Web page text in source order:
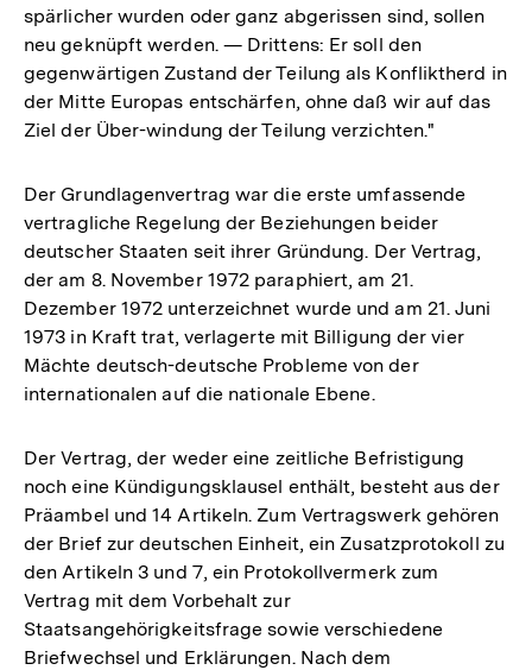
spärlicher wurden oder ganz abgerissen sind, sollen
neu geknüpft werden. — Drittens: Er soll den
gegenwärtigen Zustand der Teilung als Konfliktherd in
der Mitte Europas entschärfen, ohne daß wir auf das
Ziel der Über-windung der Teilung verzichten."
Der Grundlagenvertrag war die erste umfassende
vertragliche Regelung der Beziehungen beider
deutscher Staaten seit ihrer Gründung. Der Vertrag,
der am 8. November 1972 paraphiert, am 21.
Dezember 1972 unterzeichnet wurde und am 21. Juni
1973 in Kraft trat, verlagerte mit Billigung der vier
Mächte deutsch-deutsche Probleme von der
internationalen auf die nationale Ebene.
Der Vertrag, der weder eine zeitliche Befristigung
noch eine Kündigungsklausel enthält, besteht aus der
Präambel und 14 Artikeln. Zum Vertragswerk gehören
der Brief zur deutschen Einheit, ein Zusatzprotokoll zu
den Artikeln 3 und 7, ein Protokollvermerk zum
Vertrag mit dem Vorbehalt zur
Staatsangehörigkeitsfrage sowie verschiedene
Briefwechsel und Erklärungen. Nach dem